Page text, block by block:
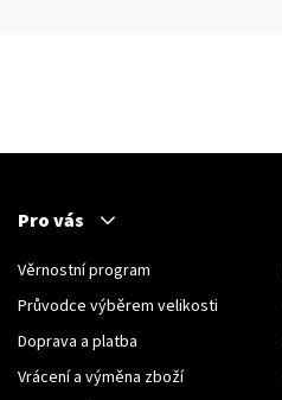
Pro vás
Věrnostní program
Průvodce výběrem velikosti
Doprava a platba
Vrácení a výměna zboží